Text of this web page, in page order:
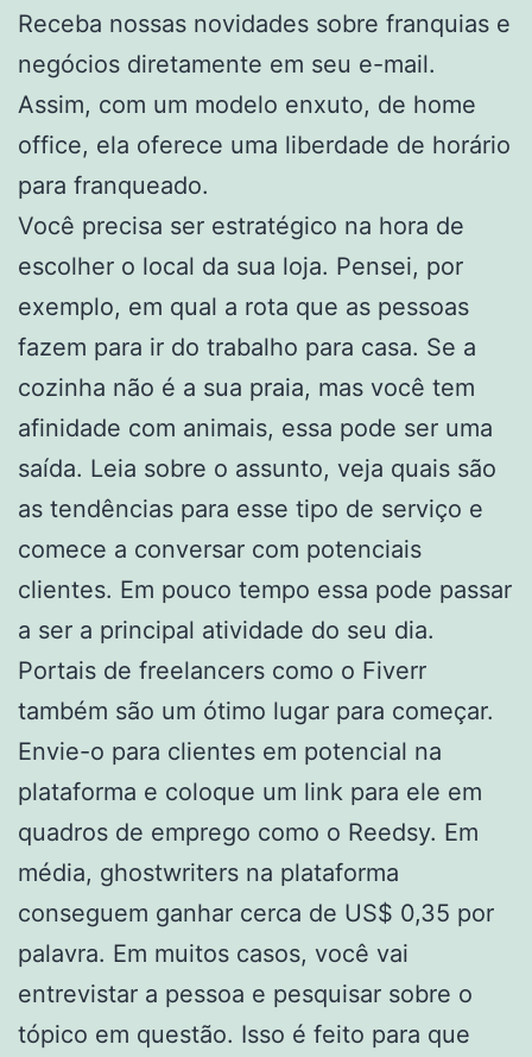
Receba nossas novidades sobre franquias e
negócios diretamente em seu e-mail.
Assim, com um modelo enxuto, de home
office, ela oferece uma liberdade de horário
para franqueado.
Você precisa ser estratégico na hora de
escolher o local da sua loja. Pensei, por
exemplo, em qual a rota que as pessoas
fazem para ir do trabalho para casa. Se a
cozinha não é a sua praia, mas você tem
afinidade com animais, essa pode ser uma
saída. Leia sobre o assunto, veja quais são
as tendências para esse tipo de serviço e
comece a conversar com potenciais
clientes. Em pouco tempo essa pode passar
a ser a principal atividade do seu dia.
Portais de freelancers como o Fiverr
também são um ótimo lugar para começar.
Envie-o para clientes em potencial na
plataforma e coloque um link para ele em
quadros de emprego como o Reedsy. Em
média, ghostwriters na plataforma
conseguem ganhar cerca de US$ 0,35 por
palavra. Em muitos casos, você vai
entrevistar a pessoa e pesquisar sobre o
tópico em questão. Isso é feito para que